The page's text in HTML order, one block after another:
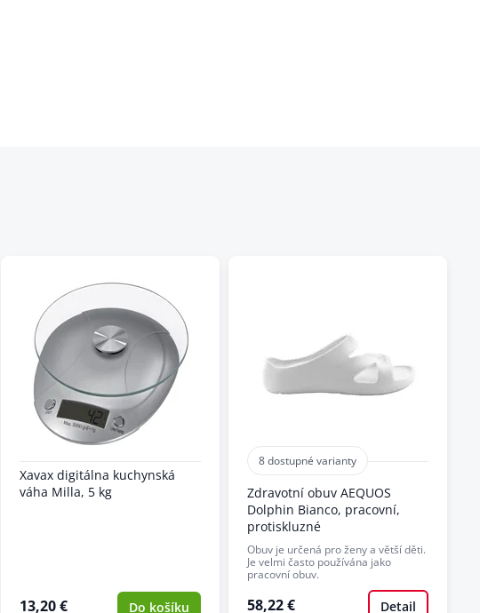
Xavax digitálna kuchynská
váha Milla, 5 kg
13,20 € Do košíku
8 dostupné varianty
Zdravotní obuv AEQUOS
Dolphin Bianco, pracovní,
protiskluzné
Obuv je určená pro ženy a větší děti.
Je velmi často používána jako
pracovní obuv.
58,22 € Detail